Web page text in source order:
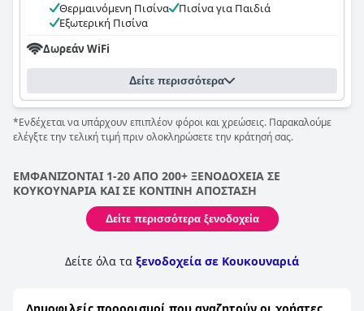
Θερμαινόμενη Πισίνα
Πισίνα για Παιδιά
Εξωτερική Πισίνα
Δωρεάν WiFi
Δείτε περισσότερα
*Ενδέχεται να υπάρχουν επιπλέον φόροι και χρεώσεις. Παρακαλούμε
ελέγξτε την τελική τιμή πριν ολοκληρώσετε την κράτησή σας.
ΕΜΦΑΝΙΖΟΝΤΑΙ 1-20 ΑΠΟ 200+ ΞΕΝΟΔΟΧΕΙΑ ΣΕ
ΚΟΥΚΟΥΝΑΡΙΑ ΚΑΙ ΣΕ ΚΟΝΤΙΝΗ ΑΠΟΣΤΑΣΗ
Δείτε περισσότερα ξενοδοχεία
Δείτε όλα τα ξενοδοχεία σε Κουκουναριά